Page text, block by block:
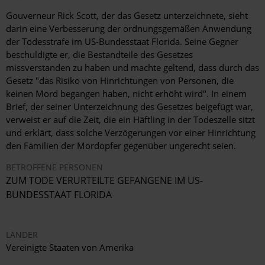
Gouverneur Rick Scott, der das Gesetz unterzeichnete, sieht
darin eine Verbesserung der ordnungsgemäßen Anwendung
der Todesstrafe im US-Bundesstaat Florida. Seine Gegner
beschuldigte er, die Bestandteile des Gesetzes
missverstanden zu haben und machte geltend, dass durch das
Gesetz "das Risiko von Hinrichtungen von Personen, die
keinen Mord begangen haben, nicht erhöht wird". In einem
Brief, der seiner Unterzeichnung des Gesetzes beigefügt war,
verweist er auf die Zeit, die ein Häftling in der Todeszelle sitzt
und erklärt, dass solche Verzögerungen vor einer Hinrichtung
den Familien der Mordopfer gegenüber ungerecht seien.
BETROFFENE PERSONEN
ZUM TODE VERURTEILTE GEFANGENE IM US-
BUNDESSTAAT FLORIDA
LÄNDER
Vereinigte Staaten von Amerika